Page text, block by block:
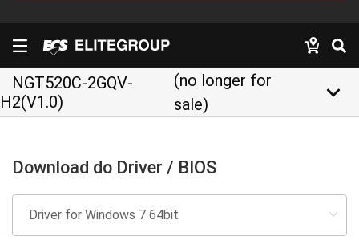
NGT520C-2GQV-
H2(V1.0)
(no longer for
sale)
keyboard_arrow_down
Download do Driver / BIOS